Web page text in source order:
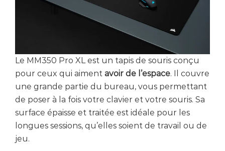
Le MM350 Pro XL est un tapis de souris conçu
pour ceux qui aiment avoir de l’espace. Il couvre
une grande partie du bureau, vous permettant
de poser à la fois votre clavier et votre souris. Sa
surface épaisse et traitée est idéale pour les
longues sessions, qu’elles soient de travail ou de
jeu.